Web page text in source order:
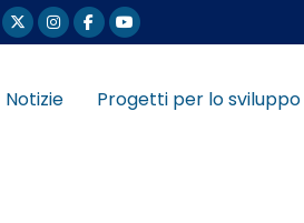
Notizie Progetti per lo sviluppo